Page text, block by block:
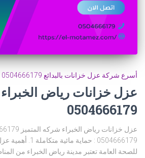
أسرع شركة عزل خزانات بالبدائع 0504666179
عزل خزانات رياض الخبراء
0504666179
0504666179 :
للصحة العامة تعتبر مدينة رياض الخبراء من